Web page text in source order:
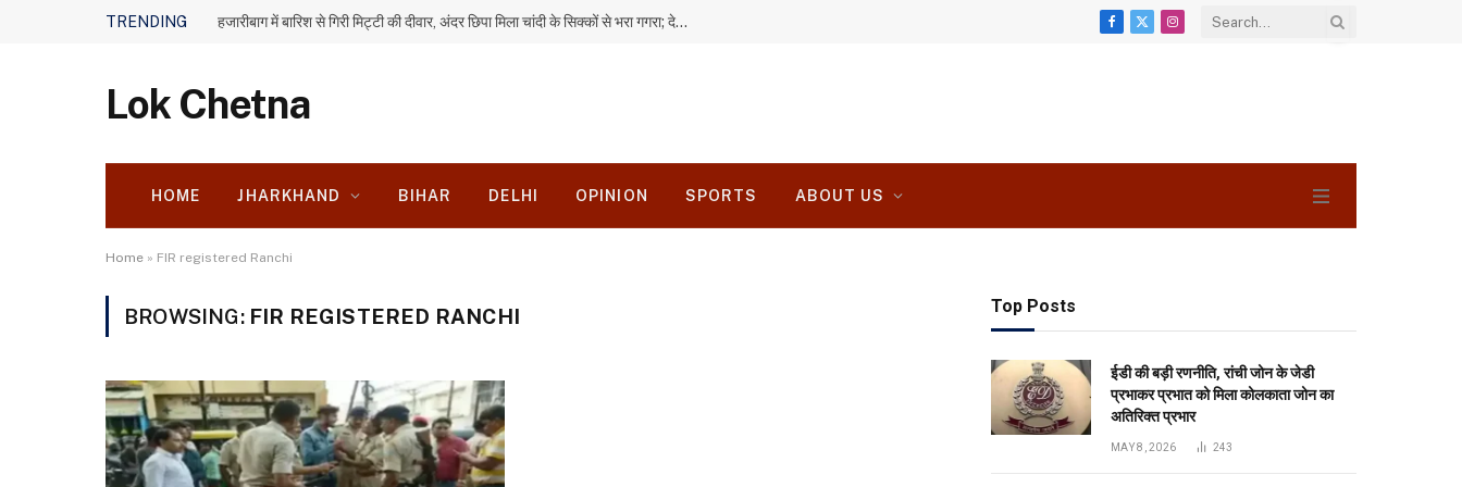
TRENDING हजारीबाग में बारिश से गिरी मिट्टी की दीवार, अंदर छिपा मिला चांदी के सिक्कों से भरा गगरा; देखने उमड़ी भीड़
Facebook
X
Instagram
Lok Chetna
HOME JHARKHAND BIHAR DELHI OPINION SPORTS ABOUT US
Home » FIR registered Ranchi
BROWSING: FIR REGISTERED RANCHI Top Posts
ईडी की बड़ी रणनीति, रांची जोन के जेडी
प्रभाकर प्रभात को मिला कोलकाता जोन का
अतिरिक्त प्रभार
MAY 8, 2026 243